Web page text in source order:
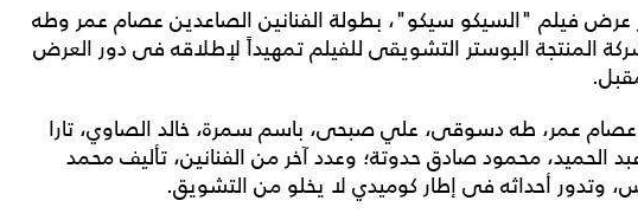
عرض فيلم "السيكو سيكو"، بطولة الفنانين الصاعدين عصام عمر وطه
المنتجة البوستر التشويقى للفيلم تمهيداً لإطلاقه فى دور العرض
عمر، طه دسوقى، علي صبحى، باسم سمرة، خالد الصاوي، تارا
الحميد، محمود صادق حدوتة؛ وعدد آخر من الفنانين، تأليف محمد
وتدور أحداثه فى إطار كوميدي لا يخلو من التشويق.